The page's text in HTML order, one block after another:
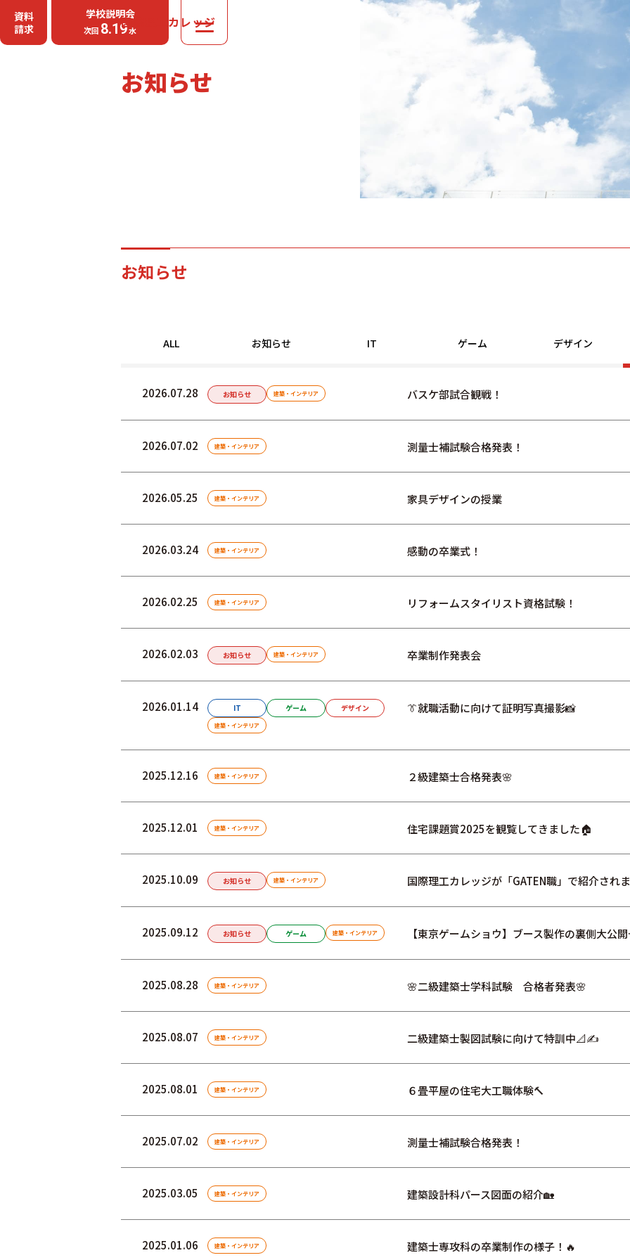
資料
請求
学校説明会
次回 8.19水
MENU
OPEN
資料請求はこちらから
国際理工カレッジ
お知らせ
お知らせ
ALL お知らせ IT ゲーム デザイン
2026.07.28 お知らせ 建築・インテリア バスケ部試合観戦！
2026.07.02 建築・インテリア 測量士補試験合格発表！
2026.05.25 建築・インテリア 家具デザインの授業
2026.03.24 建築・インテリア 感動の卒業式！
2026.02.25 建築・インテリア リフォームスタイリスト資格試験！
2026.02.03 お知らせ 建築・インテリア 卒業制作発表会
2026.01.14 IT ゲーム デザイン
建築・インテリア
👔就職活動に向けて証明写真撮影📸
2025.12.16 建築・インテリア ２級建築士合格発表🌸
2025.12.01 建築・インテリア 住宅課題賞2025を観覧してきました🏠
2025.10.09 お知らせ 建築・インテリア 国際理工カレッジが「GATEN職」で紹介され
2025.09.12 お知らせ ゲーム 建築・インテリア 【東京ゲームショウ】ブース製作の裏側大公
2025.08.28 建築・インテリア 🌸二級建築士学科試験 合格者発表🌸
2025.08.07 建築・インテリア 二級建築士製図試験に向けて特訓中📐✍
2025.08.01 建築・インテリア ６畳平屋の住宅大工職体験🔨
2025.07.02 建築・インテリア 測量士補試験合格発表！
2025.03.05 建築・インテリア 建築設計科パース図面の紹介🏡
2025.01.06 建築・インテリア 建築士専攻科の卒業制作の様子！🔥